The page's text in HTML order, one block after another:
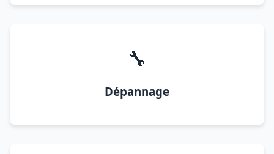
🔧
Dépannage